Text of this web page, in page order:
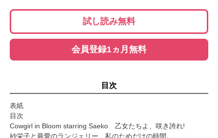
試し読み無料
会員登録1ヵ月無料
目次
表紙
目次
Cowgirl in Bloom starring Saeko 乙女たちよ、咲き誇れ!
紗栄子と最愛のランジェリー、私のためだけの時間。